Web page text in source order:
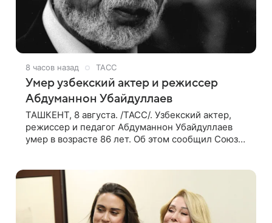
8 часов назад ТАСС
Умер узбекский актер и режиссер
Абдуманнон Убайдуллаев
ТАШКЕНТ, 8 августа. /ТАСС/. Узбекский актер,
режиссер и педагог Абдуманнон Убайдуллаев
умер в возрасте 86 лет. Об этом сообщил Союз